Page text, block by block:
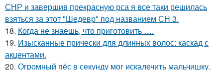
СНР и завершив прекрасную рса я все таки решилась
взяться за этот "Шедевр" под названием СН 3.
18. Когда не знаешь, что приготовить ….
19. Изысканные прически для длинных волос: каскад с
акцентами.
20. Огромный пёс в секунду мог искалечить мальчишку,